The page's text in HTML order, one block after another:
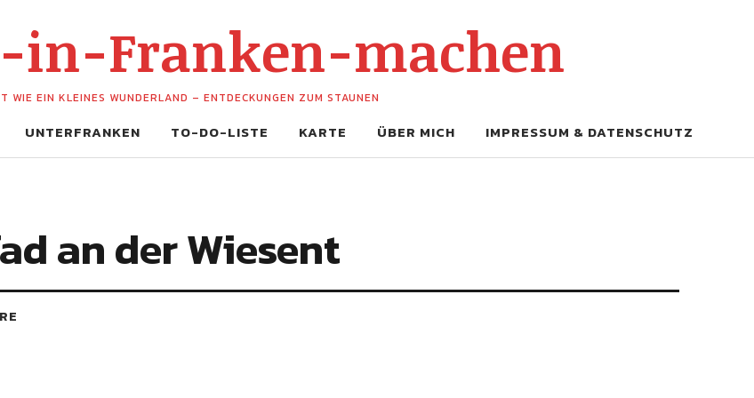
in-Franken-machen
WIE EIN KLEINES WUNDERLAND – ENTDECKUNGEN ZUM STAUNEN
UNTERFRANKEN TO-DO-LISTE KARTE ÜBER MICH IMPRESSUM & DATENSCHUTZ
an der Wiesent